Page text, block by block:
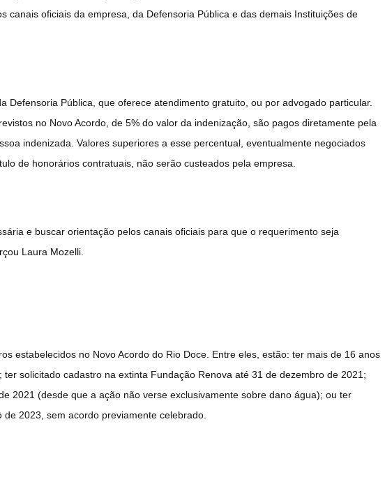
canais oficiais da empresa, da Defensoria Pública e das demais Instituições de
Defensoria Pública, que oferece atendimento gratuito, ou por advogado particular.
no Novo Acordo, de 5% do valor da indenização, são pagos diretamente pela
indenizada. Valores superiores a esse percentual, eventualmente negociados
de honorários contratuais, não serão custeados pela empresa.
e buscar orientação pelos canais oficiais para que o requerimento seja
Laura Mozelli.
estabelecidos no Novo Acordo do Rio Doce. Entre eles, estão: ter mais de 16 anos
solicitado cadastro na extinta Fundação Renova até 31 de dezembro de 2021;
2021 (desde que a ação não verse exclusivamente sobre dano água); ou ter
2023, sem acordo previamente celebrado.